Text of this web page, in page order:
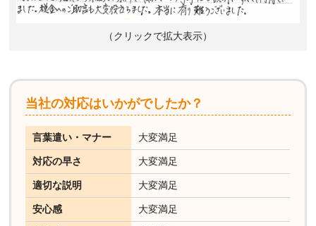
（クリックで拡大表示）
当社の対応はいかがでしたか？
言葉遣い・マナー 大変満足
対応の早さ 大変満足
適切な説明 大変満足
安心感 大変満足